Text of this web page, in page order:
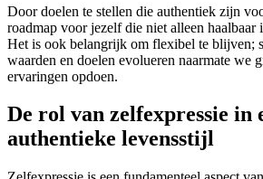
Door doelen te stellen die authentiek zijn
roadmap voor jezelf die niet alleen haalbaar
Het is ook belangrijk om flexibel te blijven;
waarden en doelen evolueren naarmate we
ervaringen opdoen.
De rol van zelfexpressie in
authentieke levensstijl